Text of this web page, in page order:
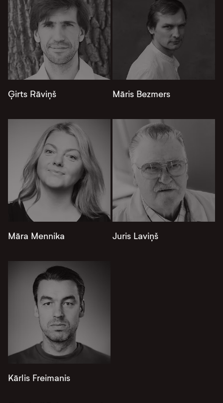
Ģirts Rāviņš Māris Bezmers
Māra Mennika Juris Laviņš
Kārlis Freimanis